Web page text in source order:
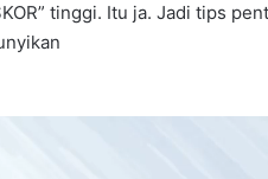
tinggi. Itu ja. Jadi tips